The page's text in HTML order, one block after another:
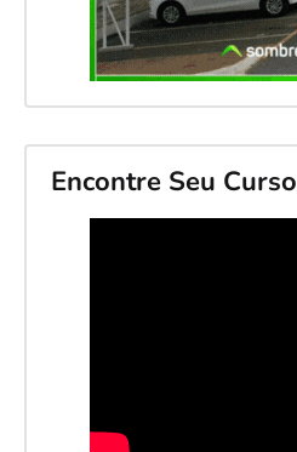
Encontre Seu Curso